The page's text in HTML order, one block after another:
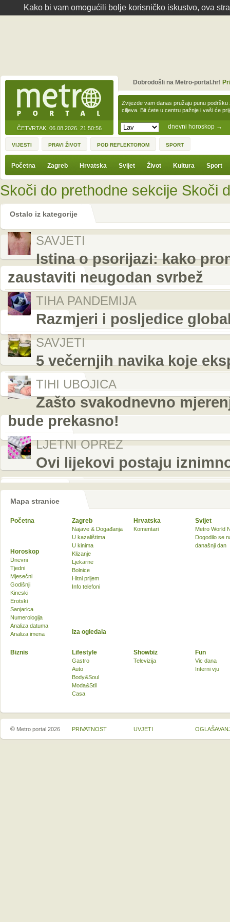
Kako bi vam omogućili bolje korisničko iskustvo, ova
ČETVRTAK, 06.08.2026. 21:50:56 dnevni horoskop →
Zvijezde vam danas pružaju punu
ciljeva. Bit ćete u centru pažnje i vaši će
Dobrodošli na Metro-portal.hr!
VIJESTI PRAVI ŽIVOT POD REFLEKTOROM SPORT
Početna Zagreb Hrvatska Svijet Život Kultura Sport
Skoči do prethodne sekcije Skoči
Ostalo iz kategorije
SAVJETI
Istina o psorijazi: kako
zaustaviti neugodan svrbež
TIHA PANDEMIJA
Razmjeri i posljedice
SAVJETI
5 večernjih navika koje
TIHI UBOJICA
Zašto svakodnevno
bude prekasno!
LJETNI OPREZ
Ovi lijekovi postaju
Mapa stranice
Početna Zagreb
Najave & Događanja
U kazalištima
U kinima
Klizanje
Ljekarne
Bolnice
Hitni prijem
Info telefoni
Hrvatska
Komentari
Svijet
Metro World
Dogodilo se
današnji dan
Biznis Lifestyle
Gastro
Auto
Body&Soul
Moda&Stil
Casa
Showbiz
Televizija
Fun
Vic dana
Interni vju
Horoskop
Dnevni
Tjedni
Mjesečni
Godišnji
Kineski
Erotski
Sanjarica
Numerologija
Analiza datuma
Analiza imena
Iza ogledala
© Metro portal 2026 PRIVATNOST UVJETI